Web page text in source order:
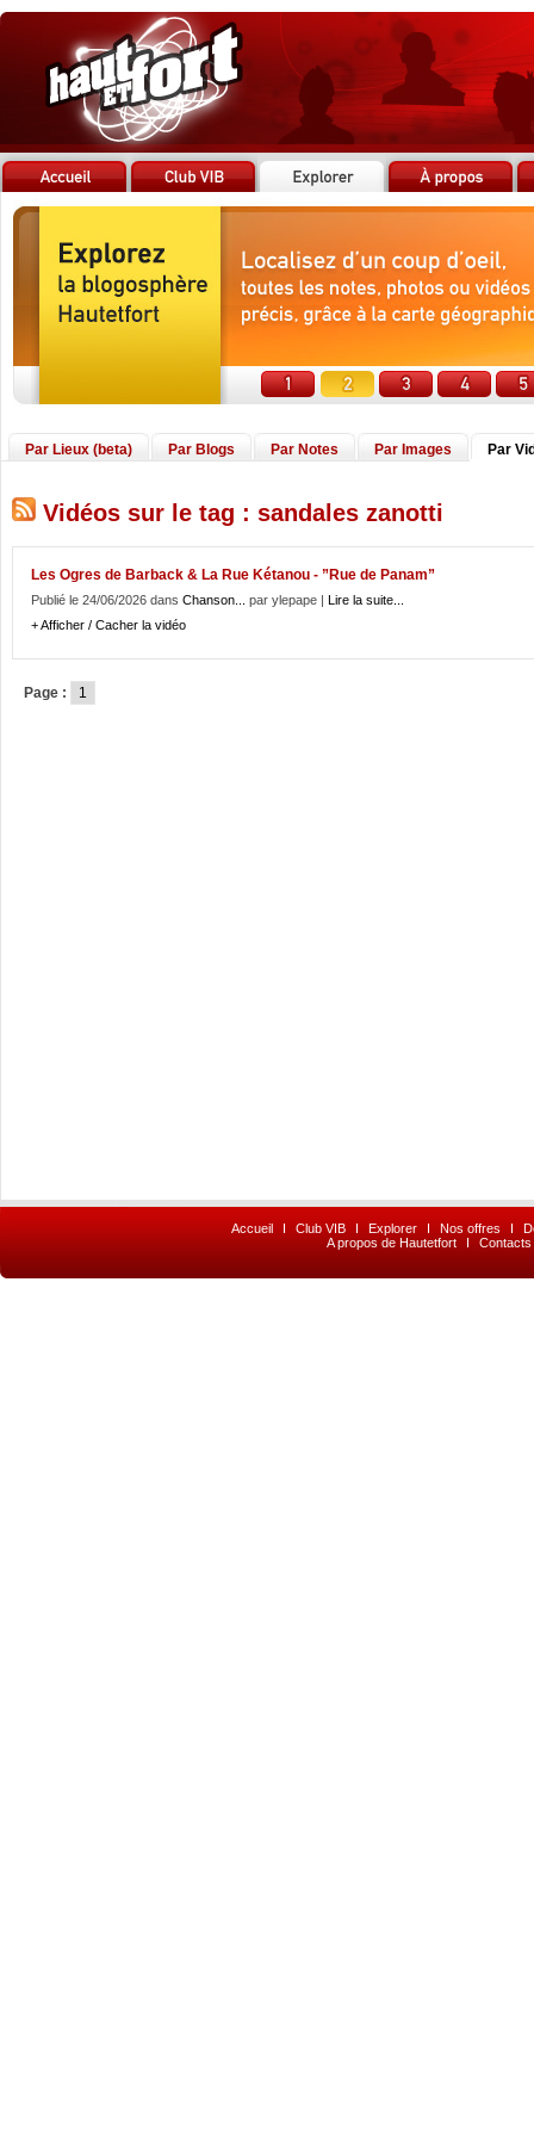
Par Lieux (beta) Par Blogs Par Notes Par Images Par
Vidéos sur le tag : sandales zanotti
Les Ogres de Barback & La Rue Kétanou - ”Rue de Panam”
Publié le 24/06/2026 dans Chanson... par ylepape | Lire la suite...
+ Afficher / Cacher la vidéo
Page : 1
Accueil I Club VIB I Explorer I Nos offres I
A propos de Hautetfort
I Contacts